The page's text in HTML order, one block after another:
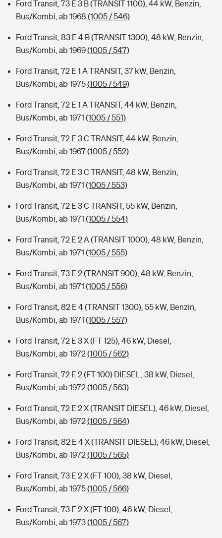
Ford Transit, 73 E 3 B (TRANSIT 1100), 44 kW, Benzin,
Bus/Kombi, ab 1968 (1005 / 546)
Ford Transit, 83 E 4 B (TRANSIT 1300), 48 kW, Benzin,
Bus/Kombi, ab 1969(1005 / 547)
Ford Transit, 72 E 1 A TRANSIT, 37 kW, Benzin,
Bus/Kombi, ab 1975(1005 / 549)
Ford Transit, 72 E 1 A TRANSIT, 44 kW, Benzin,
Bus/Kombi, ab 1971 (1005 / 551)
Ford Transit, 72 E 3 C TRANSIT, 44 kW, Benzin,
Bus/Kombi, ab 1967(1005 / 552)
Ford Transit, 72 E 3 C TRANSIT, 48 kW, Benzin,
Bus/Kombi, ab 1971 (1005 / 553)
Ford Transit, 72 E 3 C TRANSIT, 55 kW, Benzin,
Bus/Kombi, ab 1971 (1005 / 554)
Ford Transit, 72 E 2 A (TRANSIT 1000), 48 kW, Benzin,
Bus/Kombi, ab 1971 (1005 / 555)
Ford Transit, 73 E 2 (TRANSIT 900), 48 kW, Benzin,
Bus/Kombi, ab 1971 (1005 / 556)
Ford Transit, 82 E 4 (TRANSIT 1300), 55 kW, Benzin,
Bus/Kombi, ab 1971 (1005 / 557)
Ford Transit, 72 E 3 X (FT 125), 46 kW, Diesel,
Bus/Kombi, ab 1972(1005 / 562)
Ford Transit, 72 E 2 (FT 100) DIESEL, 38 kW, Diesel,
Bus/Kombi, ab 1972(1005 / 563)
Ford Transit, 72 E 2 X (TRANSIT DIESEL), 46 kW, Diesel,
Bus/Kombi, ab 1972(1005 / 564)
Ford Transit, 82 E 4 X (TRANSIT DIESEL), 46 kW, Diesel,
Bus/Kombi, ab 1972(1005 / 565)
Ford Transit, 73 E 2 X (FT 100), 38 kW, Diesel,
Bus/Kombi, ab 1975(1005 / 566)
Ford Transit, 73 E 2 X (FT 100), 46 kW, Diesel,
Bus/Kombi, ab 1973(1005 / 567)